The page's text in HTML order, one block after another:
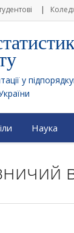
у
Наука